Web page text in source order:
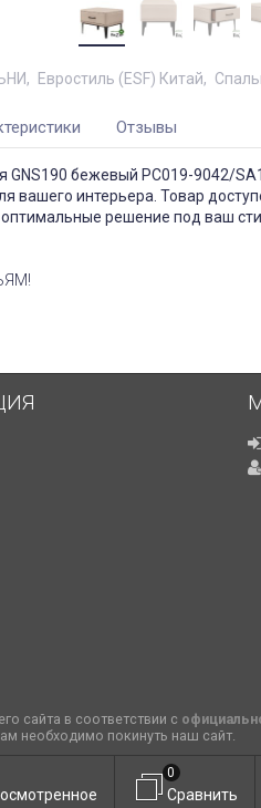
Евростиль (ESF) Китай
Отзывы
GNS190 бежевый PC019-9042/
вашего интерьера. Товар
решение под ваш
сайта в соответствии с
необходимо покинуть наш сайт.
Сравнить
0